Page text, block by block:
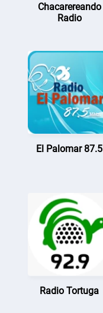
Chacarereando
Radio
El Palomar 87.5
Radio Tortuga